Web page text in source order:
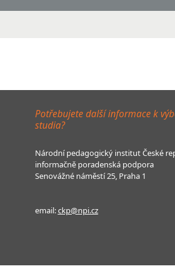
Potřebujete další informace k
studia?
Národní pedagogický institut České
informačně poradenská podpora
Senovážné náměstí 25, Praha 1
email:ckp@npi.cz